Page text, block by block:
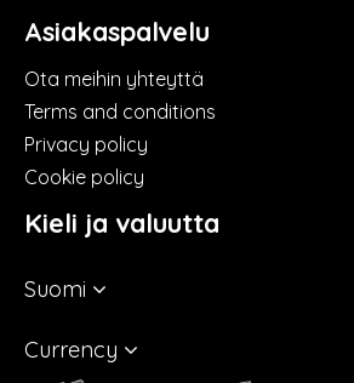
Asiakaspalvelu
Ota meihin yhteyttä
Terms and conditions
Privacy policy
Cookie policy
Kieli ja valuutta
Suomi
Currency